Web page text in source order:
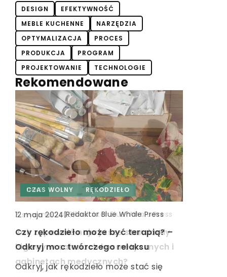
DESIGN
EFEKTYWNOŚĆ
MEBLE KUCHENNE
NARZĘDZIA
OPTYMALIZACJA
PROCES
PRODUKCJA
PROGRAM
PROJEKTOWANIE
TECHNOLOGIE
Rekomendowane
INNE
9 września 2023|Redaktor Blue Whale Press
Jak dostosować stronę internetową
do potrzeb osób z
niepełnosprawnościami?
CZAS WOLNY RĘKODZIEŁO
12 maja 2024|Redaktor Blue Whale Press
Czy rękodzieło może być terapią? –
Odkryj moc twórczego relaksu
Odkryj, jak rękodzieło może stać się
INNE
3 stycznia 2025|Redaktor Blue Whale Press
Jak zapewnić najwyższe standardy
higieny w salonach kosmetycznych i
gabinetach medycznych?